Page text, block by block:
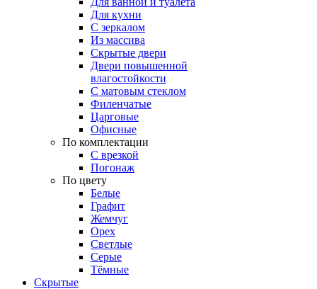
Для кухни
С зеркалом
Из массива
Скрытые двери
Двери повышенной
влагостойкости
С матовым стеклом
Филенчатые
Царговые
Офисные
По комплектации
С врезкой
Погонаж
По цвету
Белые
Графит
Жемчуг
Орех
Светлые
Серые
Тёмные
Скрытые